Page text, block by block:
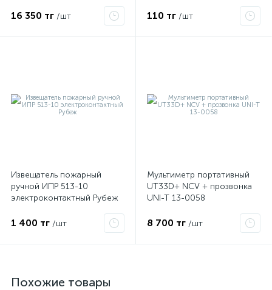
16 350 тг /шт 110 тг /шт
Извещатель пожарный
ручной ИПР 513-10
электроконтактный Рубеж
1 400 тг /шт
Мультиметр портативный
UT33D+ NCV + прозвонка
UNI-T 13-0058
8 700 тг /шт
Похожие товары